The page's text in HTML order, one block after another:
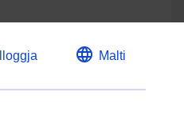
Illoggja Malti